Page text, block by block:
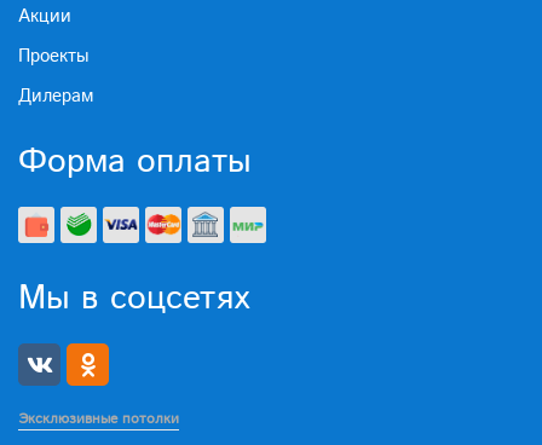
Акции
Проекты
Дилерам
Форма оплаты
Мы в соцсетях
Эксклюзивные потолки